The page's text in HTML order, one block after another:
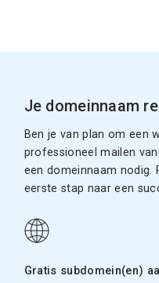
Je domeinnaam
Ben je van plan om een
professioneel mailen
een domeinnaam nodig.
eerste stap naar een
Gratis subdomein(en)